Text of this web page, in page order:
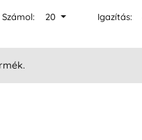
Számol: 20 Igazítás: